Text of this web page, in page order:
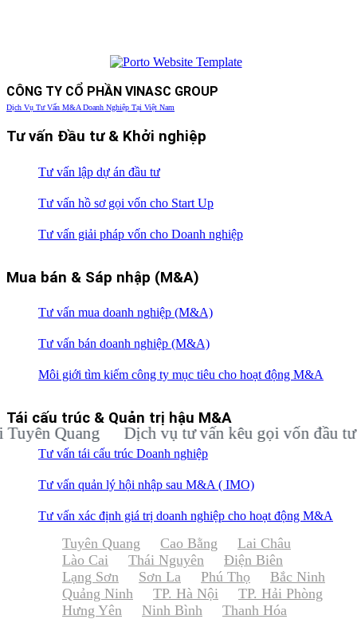
CÔNG TY CỔ PHẦN VINASC GROUP
Dịch Vụ Tư Vấn M&A Doanh Nghiệp Tại Việt Nam
Tư vấn Đầu tư & Khởi nghiệp
Tư vấn lập dự án đầu tư
Tư vấn hồ sơ gọi vốn cho Start Up
Tư vấn giải pháp vốn cho Doanh nghiệp
Mua bán & Sáp nhập (M&A)
Tư vấn mua doanh nghiệp (M&A)
Tư vấn bán doanh nghiệp (M&A)
Môi giới tìm kiếm công ty mục tiêu cho hoạt động M&A
Tái cấu trúc & Quản trị hậu M&A
Tư vấn tái cấu trúc Doanh nghiệp
Tư vấn quản lý hội nhập sau M&A ( IMO)
Tư vấn xác định giá trị doanh nghiệp cho hoạt động M&A
Quang Dịch vụ tư vấn kêu gọi vốn đầu tư cho
Tuyên Quang Cao Bằng
Lai Châu
Lào Cai
Thái Nguyên
Điện Biên
Lạng Sơn
Sơn La Phú Thọ
Bắc Ninh
Quảng Ninh
TP. Hà Nội
TP. Hải Phòng
Hưng Yên
Ninh Bình
Thanh Hóa